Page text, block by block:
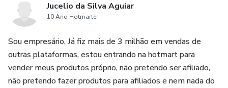
Jucelio da Silva Aguiar
10 Ano Hotmarter
Sou empresário, Já fiz mais de 3 milhão em vendas de
outras plataformas, estou entrando na hotmart para
vender meus produtos próprio, não pretendo ser afiliado,
não pretendo fazer produtos para afiliados e nem nada do